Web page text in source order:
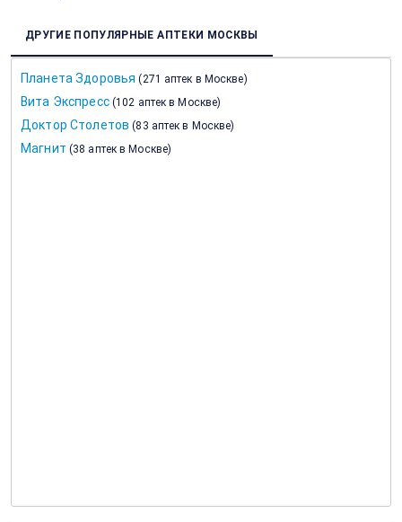
ДРУГИЕ ПОПУЛЯРНЫЕ АПТЕКИ МОСКВЫ
Планета Здоровья (271 аптек в Москве)
Вита Экспресс (102 аптек в Москве)
Доктор Столетов (83 аптек в Москве)
Магнит (38 аптек в Москве)